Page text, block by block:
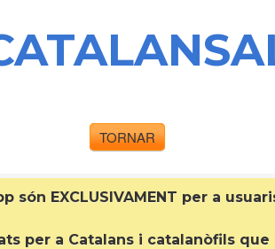
TORNAR
són EXCLUSIVAMENT per a
per a Catalans i catalanòfils